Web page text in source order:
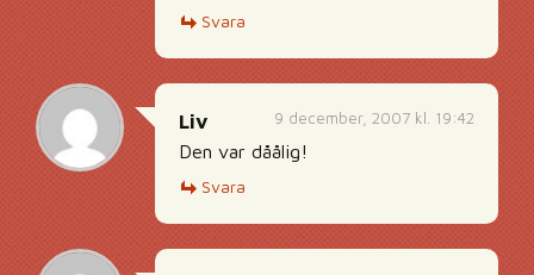
Svara
9 december, 2007 kl. 19:42
Liv
Den var dåålig!
Svara